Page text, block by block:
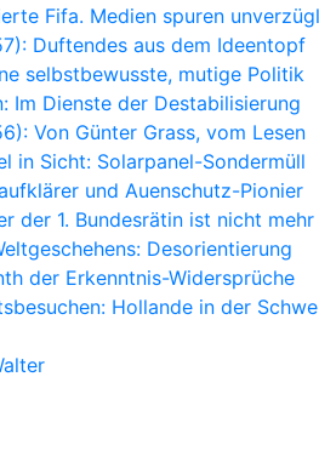
Fifa. Medien spuren
Duftendes aus dem Ideentopf
selbstbewusste, mutige Politik
Im Dienste der Destabilisierung
Von Günter Grass, vom Lesen
in Sicht: Solarpanel-Sondermüll
und Auenschutz-Pionier
der 1. Bundesrätin ist nicht mehr
Desorientierung
der Erkenntnis-Widersprüche
Hollande in der